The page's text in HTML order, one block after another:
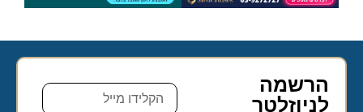
הרשמה
לניוזלטר​